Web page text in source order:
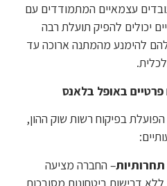
עצמאיים המתמודדים עם
יכולים להפיק תועלת רבה
להימנע מהמתנה ארוכה עד
פרטיים באופל בלאנס
בפיקוח רשות שוק ההון,
– החברה מציעה
דרישות ביטחונות מסובכות